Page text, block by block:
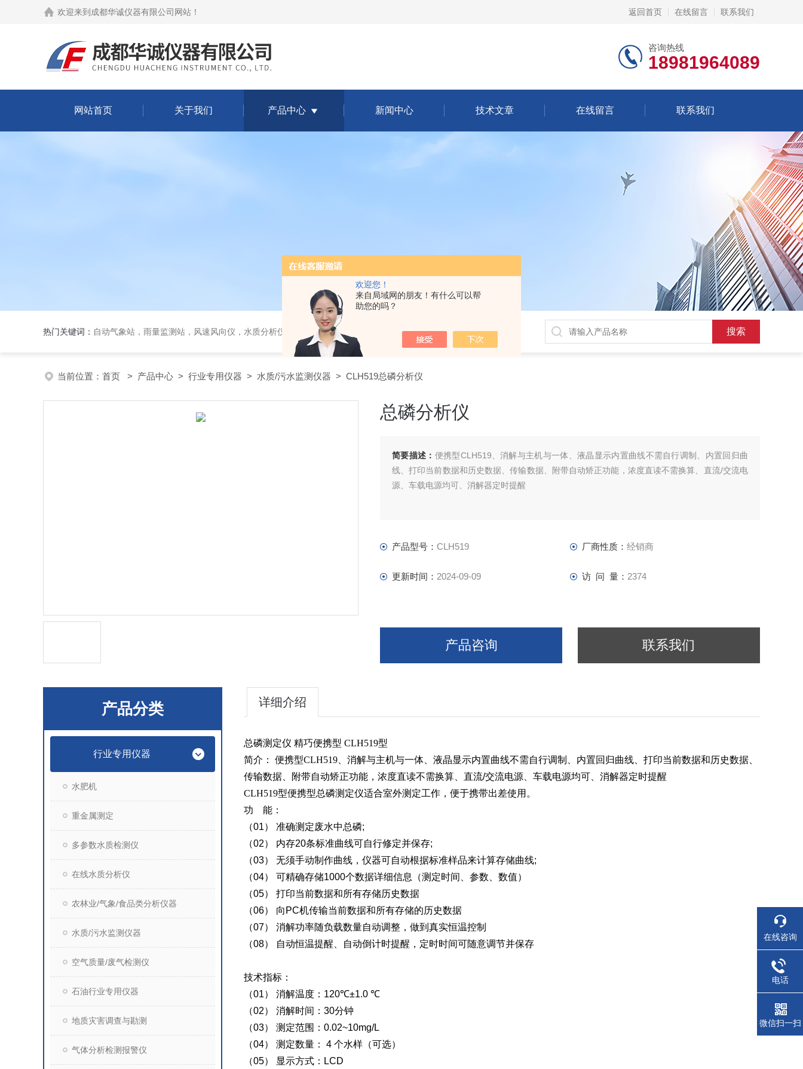
欢迎您！
来自局域网的朋友！有什么可以帮
助您的吗？
欢迎来到 成都华诚仪器有限公司网站 ！ 返回首页 在线留言 联系我们
咨询热线
18981964089
网站首页 关于我们 产品中心 新闻中心 技术文章 在线留言 联系我们
热门关键词： 自动气象站，雨量监测站，风速风向仪，水质分析仪，气体分析报警器，
当前位置： 首页 > 产品中心 > 行业专用仪器 > 水质/污水监测仪器 > CLH519总磷分析仪
总磷分析仪
简要描述： 便携型CLH519、消解与主机与一体、液晶显示内置曲线不需自行调制、内置回归曲
线、打印当前数据和历史数据、传输数据、附带自动矫正功能，浓度直读不需换算、直流/交流电
源、车载电源均可、消解器定时提醒
产品型号： CLH519 厂商性质： 经销商
更新时间： 2024-09-09 访 问 量： 2374
产品咨询 联系我们
产品分类
行业专用仪器
水肥机
重金属测定
多参数水质检测仪
在线水质分析仪
农林业/气象/食品类分析仪器
水质/污水监测仪器
空气质量/废气检测仪
石油行业专用仪器
地质灾害调查与勘测
气体分析检测报警仪
详细介绍
总磷测定仪 精巧便携型 CLH519型
简介：
便携型CLH519 、消解与主机与一体、液晶显示内置曲线不需自行调制、内置回归曲线、打印当前数据和历史数据、
传输数据、附带自动矫正功能，浓度直读不需换算、直流/交流电源、车载电源均可、消解器定时提醒
CLH519型便携型总磷测定仪适合室外测定工作，便于携带出差使用。
功 能 ：
（01） 准确测定废水中总磷;
（02） 内存20条标准曲线可自行修定并保存;
（03） 无须手动制作曲线，仪器可自动根据标准样品来计算存储曲线;
（04） 可精确存储1000个数据详细信息（测定时间、参数、数值）
（05） 打印当前数据和所有存储历史数据
（06） 向 PC机传输当前数据和所有存储的历史数据
（07） 消解功率随负载数量自动调整，做到真实恒温控制
（08）
自动恒温提醒、自动倒计时提醒，定时时间可随意调节并保存
技术指标 ：
（01） 消解温度： 120℃±1.0 ℃
（02） 消解时间： 30分钟
（03） 测定范围： 0.02~10mg/L
（04） 测定数量： 4 个水样（可选）
（05）
显示方式： LCD
在线咨询
电话
微信扫一扫